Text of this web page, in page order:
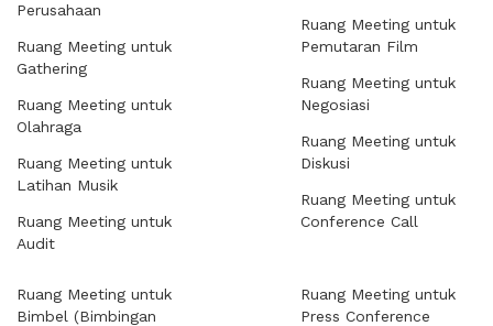
Perusahaan
Ruang Meeting untuk
Gathering
Ruang Meeting untuk
Olahraga
Ruang Meeting untuk
Latihan Musik
Ruang Meeting untuk
Audit
Ruang Meeting untuk
Pemutaran Film
Ruang Meeting untuk
Negosiasi
Ruang Meeting untuk
Diskusi
Ruang Meeting untuk
Conference Call
Ruang Meeting untuk
Bimbel (Bimbingan
Ruang Meeting untuk
Press Conference